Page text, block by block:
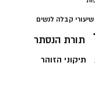
שיעורי קבלה לנשים
תורת הנסתר
תיקוני הזוהר